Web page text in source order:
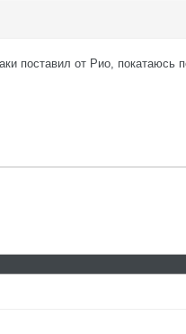
поставил от Рио, покатаюсь